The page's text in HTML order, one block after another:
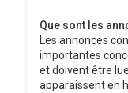
Que sont les
Les annonces
importantes
et doivent être
apparaissent en